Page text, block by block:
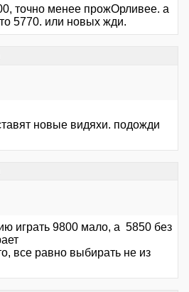
точно менее прожОрливее. а
5770. или новых жди.
новые видяхи. подожди
играть 9800 мало, а 5850 без
все равно выбирать не из